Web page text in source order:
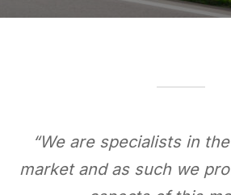
“We are specialists in
market and as such we